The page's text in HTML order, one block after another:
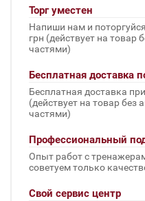
Торг уместен
Напиши нам и
грн (действует на товар
частями)
Бесплатная доставка
Бесплатная доставка
(действует на товар без
частями)
Профессиональный
Опыт работ с
советуем только
Свой сервис центр